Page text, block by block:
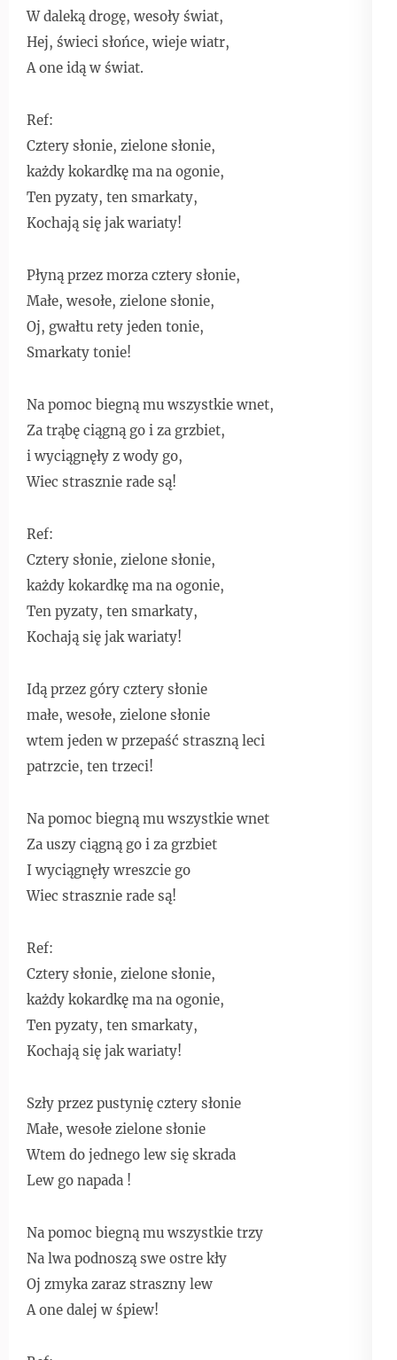
W daleką drogę, wesoły świat,
Hej, świeci słońce, wieje wiatr,
A one idą w świat.
Ref:
Cztery słonie, zielone słonie,
każdy kokardkę ma na ogonie,
Ten pyzaty, ten smarkaty,
Kochają się jak wariaty!
Płyną przez morza cztery słonie,
Małe, wesołe, zielone słonie,
Oj, gwałtu rety jeden tonie,
Smarkaty tonie!
Na pomoc biegną mu wszystkie wnet,
Za trąbę ciągną go i za grzbiet,
i wyciągnęły z wody go,
Wiec strasznie rade są!
Ref:
Cztery słonie, zielone słonie,
każdy kokardkę ma na ogonie,
Ten pyzaty, ten smarkaty,
Kochają się jak wariaty!
Idą przez góry cztery słonie
małe, wesołe, zielone słonie
wtem jeden w przepaść straszną leci
patrzcie, ten trzeci!
Na pomoc biegną mu wszystkie wnet
Za uszy ciągną go i za grzbiet
I wyciągnęły wreszcie go
Wiec strasznie rade są!
Ref:
Cztery słonie, zielone słonie,
każdy kokardkę ma na ogonie,
Ten pyzaty, ten smarkaty,
Kochają się jak wariaty!
Szły przez pustynię cztery słonie
Małe, wesołe zielone słonie
Wtem do jednego lew się skrada
Lew go napada !
Na pomoc biegną mu wszystkie trzy
Na lwa podnoszą swe ostre kły
Oj zmyka zaraz straszny lew
A one dalej w śpiew!